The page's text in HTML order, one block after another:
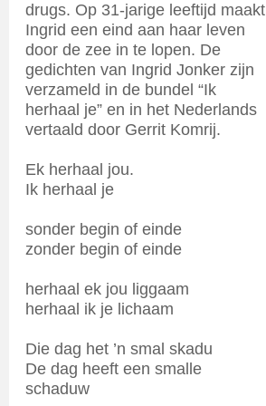
drugs. Op 31-jarige leeftijd maakt
Ingrid een eind aan haar leven
door de zee in te lopen. De
gedichten van Ingrid Jonker zijn
verzameld in de bundel “Ik
herhaal je” en in het Nederlands
vertaald door Gerrit Komrij.
Ek herhaal jou.
Ik herhaal je
sonder begin of einde
zonder begin of einde
herhaal ek jou liggaam
herhaal ik je lichaam
Die dag het ’n smal skadu
De dag heeft een smalle
schaduw